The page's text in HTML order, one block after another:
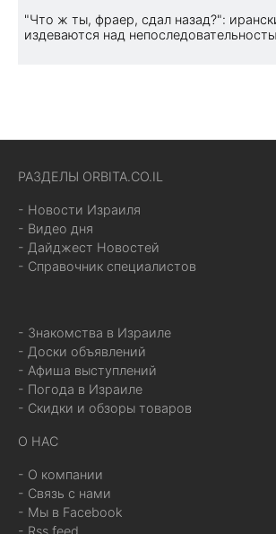
"Что ж ты, фраер, сдал назад?":
издеваются над
РАЗДЕЛЫ ORBITA.CO.IL
- Новости Израиля
- Видео дня
- Дайджест Новостей
- Справочник специалистов
- Знакомства в Израиле
- Доски объявлений
- Афиша выступлений
- Погода в Израиле
- Скидки и обзоры товаров
О НАС
- О компании
- Связь с нами
- Мы в Facebook
- Rss feed